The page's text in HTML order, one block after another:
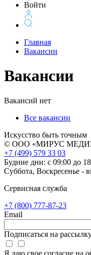
Войти
Главная
Вакансии
Вакансии
Вакансий нет
Все вакансии
Искусство быть точным
© ООО «МИРУС
+7 (499) 579 33 03
Будние дни: с 09:00 до
Суббота, Воскресенье -
Сервисная служба
+7 (800) 777-87-23
Email
Подписаться на
Я даю свое согласие на